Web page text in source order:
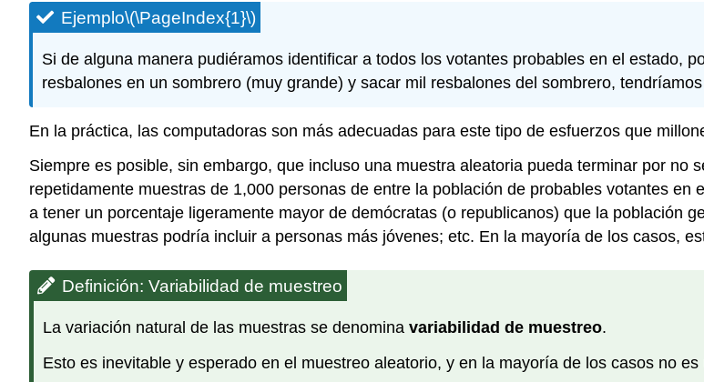
Ejemplo\(\PageIndex{1}\)
Si de alguna manera pudiéramos identificar a todos los votantes probables en el estado,
resbalones en un sombrero (muy grande) y sacar mil resbalones del sombrero,
En la práctica, las computadoras son más adecuadas para este tipo de esfuerzos que
Siempre es posible, sin embargo, que incluso una muestra aleatoria pueda terminar por no
repetidamente muestras de 1,000 personas de entre la población de probables votantes
a tener un porcentaje ligeramente mayor de demócratas (o republicanos) que la población
algunas muestras podría incluir a personas más jóvenes; etc. En la mayoría de los casos,
Definición: Variabilidad de muestreo
La variación natural de las muestras se denomina variabilidad de muestreo.
Esto es inevitable y esperado en el muestreo aleatorio, y en la mayoría de los casos no es